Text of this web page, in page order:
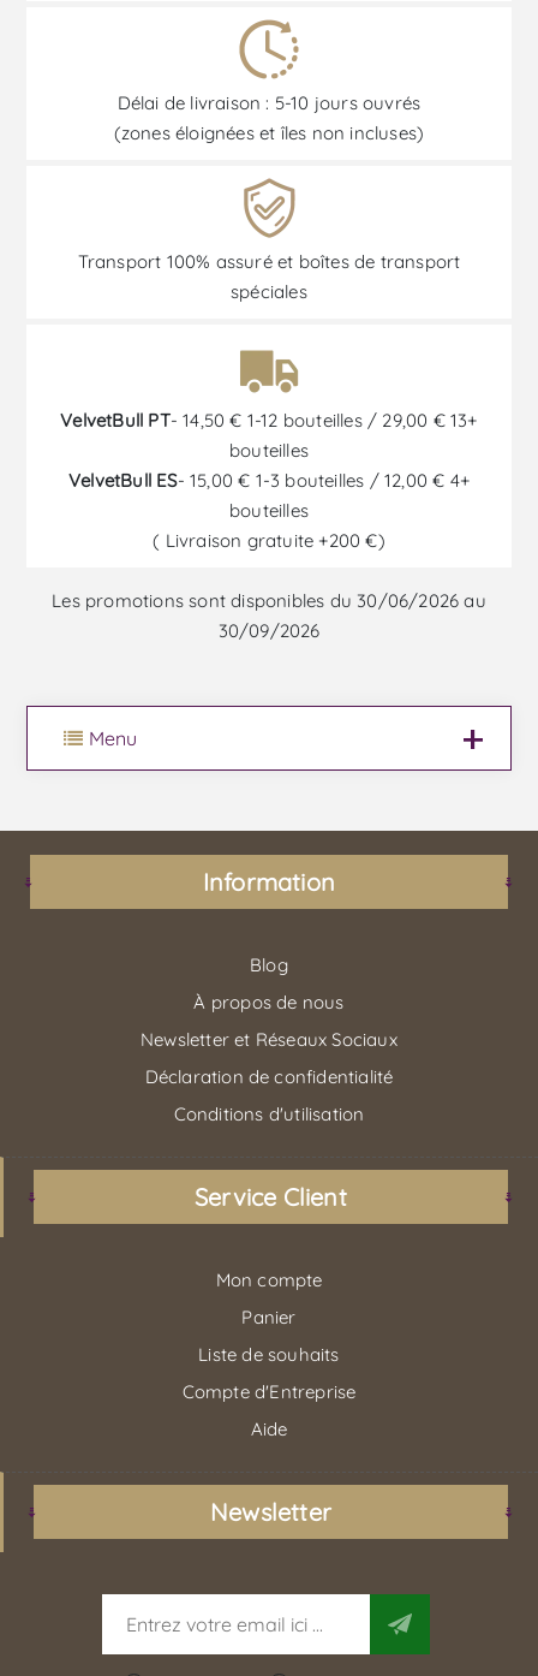
Délai de livraison : 5-10 jours ouvrés
(zones éloignées et îles non incluses)
Transport 100% assuré et boîtes de transport
spéciales
VelvetBull PT- 14,50 € 1-12 bouteilles / 29,00 € 13+
bouteilles
VelvetBull ES- 15,00 € 1-3 bouteilles / 12,00 € 4+
bouteilles
( Livraison gratuite +200 €)
Les promotions sont disponibles du 30/06/2026 au
30/09/2026
Menu
Information
Blog
À propos de nous
Newsletter et Réseaux Sociaux
Déclaration de confidentialité
Conditions d'utilisation
Service Client
Mon compte
Panier
Liste de souhaits
Compte d'Entreprise
Aide
Newsletter